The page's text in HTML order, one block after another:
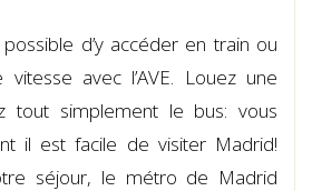
d’y accéder en train ou
avec l’AVE. Louez une
tout simplement le bus: vous
il est facile de visiter Madrid!
séjour, le métro de Madrid